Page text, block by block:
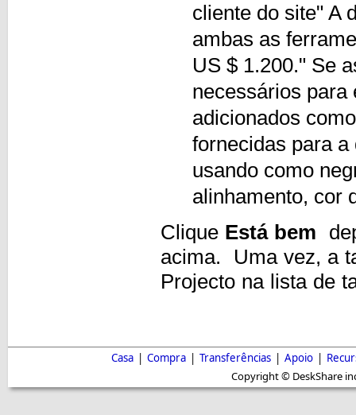
cliente do site" A
ambas as
US $ 1.200." Se
necessários para
adicionados
fornecidas para
usando como
alinhamento, cor
Clique Está bem
acima. Uma vez, a
Projecto na lista de
Casa | Compra | Transferências | Apoio |
Copyright © DeskShare